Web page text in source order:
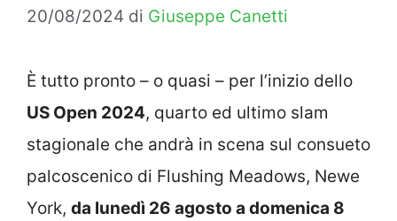
20/08/2024 di Giuseppe Canetti
È tutto pronto – o quasi – per l’inizio dello
US Open 2024, quarto ed ultimo slam
stagionale che andrà in scena sul consueto
palcoscenico di Flushing Meadows, Newe
York, da lunedì 26 agosto a domenica 8